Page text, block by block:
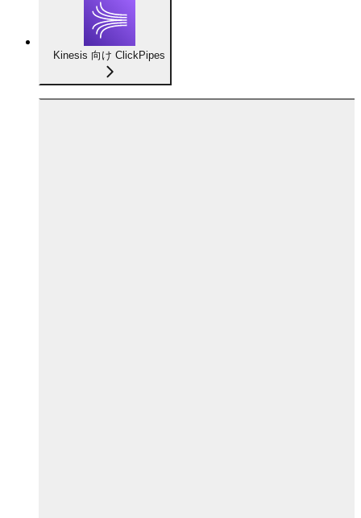
Kinesis 向け ClickPipes